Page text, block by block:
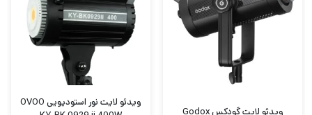
ویدئو لایت گودکس Godox
ويدئو لايت نور استودیویی OVOO